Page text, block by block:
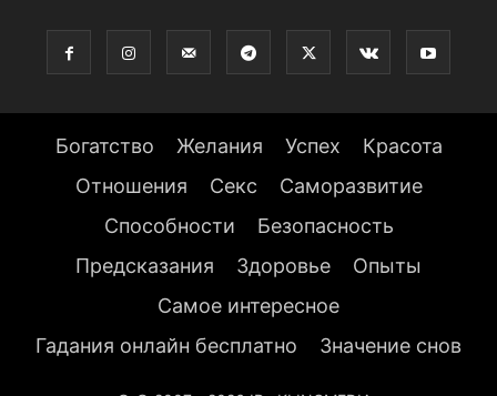
Богатство Желания Успех
Красота
Отношения
Секс
Саморазвитие
Способности
Безопасность
Предсказания
Здоровье
Опыты
Самое интересное
Гадания онлайн бесплатно
Значение снов